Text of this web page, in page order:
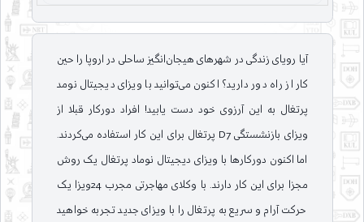
آیا رویای زندگی در شهرهای هیجان‌انگیز ساحلی در اروپا را حین
کار از راه دور دارید؟ اکنون می‌توانید با ویزای دیجیتال نومد
پرتغال به این آرزوی خود دست یابید! افراد دورکار قبلا از
ویزای بازنشستگی D7 پرتغال برای این کار استفاده می‌کردند.
اما اکنون دورکارها با ویزای دیجیتال نوماد پرتغال یک روش
مجزا برای این کار دارند. با وکلای مهاجرتی مجرب 24ویزا یک
حرکت آرام و سریع به پرتغال را با ویزای جدید تجربه خواهید